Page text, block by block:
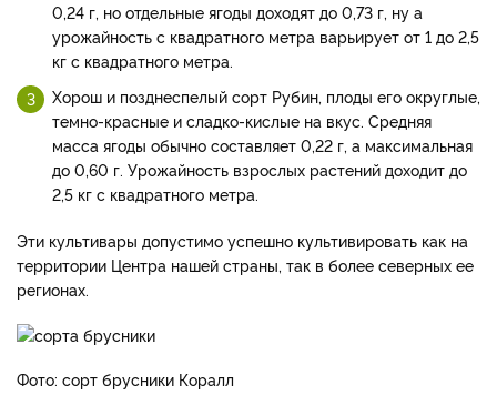
0,24 г, но отдельные ягоды доходят до 0,73 г, ну а
урожайность с квадратного метра варьирует от 1 до 2,5
кг с квадратного метра.
Хорош и позднеспелый сорт Рубин, плоды его округлые,
темно-красные и сладко-кислые на вкус. Средняя
масса ягоды обычно составляет 0,22 г, а максимальная
до 0,60 г. Урожайность взрослых растений доходит до
2,5 кг с квадратного метра.
Эти культивары допустимо успешно культивировать как на
территории Центра нашей страны, так в более северных ее
регионах.
Фото: сорт брусники Коралл